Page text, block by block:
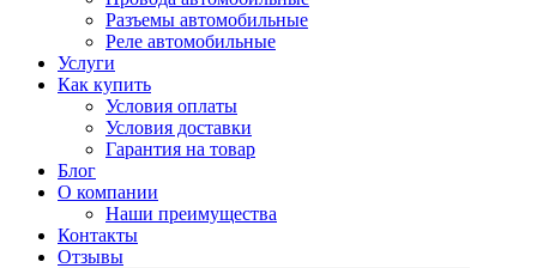
Разъемы автомобильные
Реле автомобильные
Услуги
Как купить
Условия оплаты
Условия доставки
Гарантия на товар
Блог
О компании
Наши преимущества
Контакты
Отзывы